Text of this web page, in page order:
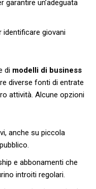
garantire ‌un’adeguata
identificare‍ giovani‌
di modelli di business
diverse fonti di entrate
attività. Alcune opzioni
anche su ‍piccola
e abbonamenti che
introiti regolari.